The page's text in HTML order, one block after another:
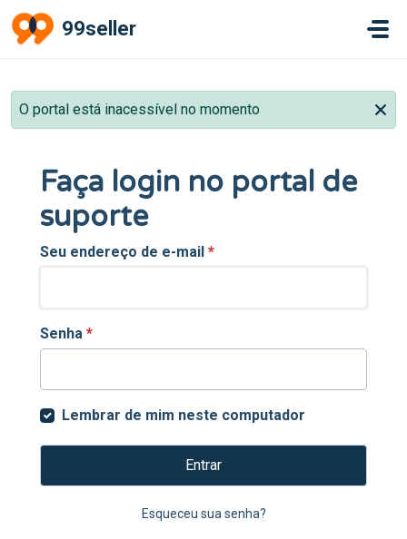
Ir para o conteúdo principal
99seller
O portal está inacessível no momento
Faça login no portal de
suporte
Seu endereço de e-mail *
Senha *
Lembrar de mim neste computador
Entrar
Esqueceu sua senha?